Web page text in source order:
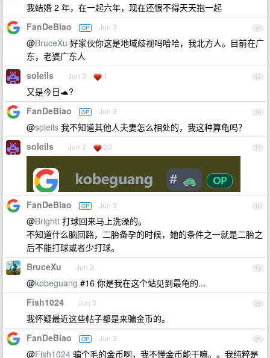
我结婚 2 年，在一起六年，现在还恨不得天天抱一起
14
FanDeBiao OP Jun 3
@BruceXu 好家伙你这是地域歧视吗哈哈，我北方人。目前在广
东，老婆广东人
15
soleils Jun 3 1
又是今日🐢?
16
FanDeBiao OP Jun 3
@soleils 我不知道其他人夫妻怎么相处的，我这种算龟吗？
17
soleils Jun 3 20
18
FanDeBiao OP Jun 3
@Brightt 打球回来马上洗澡的。
不知道什么脑回路，二胎备孕的时候，她的条件之一就是二胎之
后不能打球或者少打球。
19
BruceXu Jun 3
@kobeguang #16 你是我在这个站见到最龟的...
20
Fish1024 Jun 3
我怀疑最近这些帖子都是来骗金币的。
21
FanDeBiao OP Jun 3
@Fish1024 骗个毛的金币啊，我不懂金币能干嘛。。我纯粹是